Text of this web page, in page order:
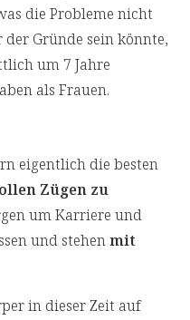
die Probleme nicht
Gründe sein könnte,
um 7 Jahre
als Frauen.
eigentlich die besten
Zügen zu
um Karriere und
und stehenmit
in dieser Zeit auf